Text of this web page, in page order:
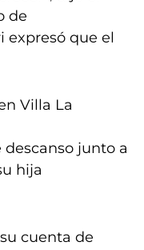
de
expresó que el
Villa La
junto a
hija
cuenta de